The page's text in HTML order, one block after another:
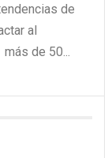
de
al
de 50...